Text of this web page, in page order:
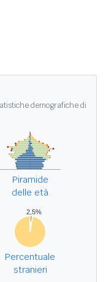
demografiche di
Piramide
delle età
Percentuale
stranieri